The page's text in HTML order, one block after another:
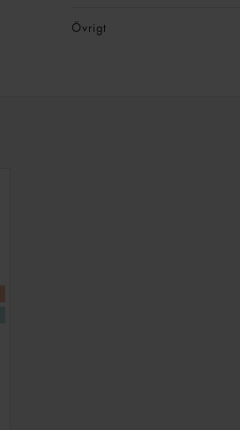
Övrigt